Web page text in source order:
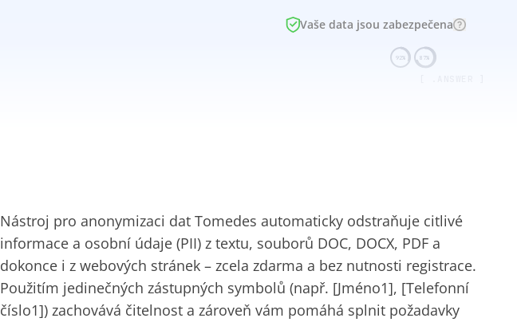
92% 87%
Vaše data jsou zabezpečena
Nástroj pro anonymizaci dat Tomedes automaticky odstraňuje citlivé
informace a osobní údaje (PII) z textu, souborů DOC, DOCX, PDF a
dokonce i z webových stránek – zcela zdarma a bez nutnosti registrace.
Použitím jedinečných zástupných symbolů (např. [Jméno1], [Telefonní
číslo1]) zachovává čitelnost a zároveň vám pomáhá splnit požadavky